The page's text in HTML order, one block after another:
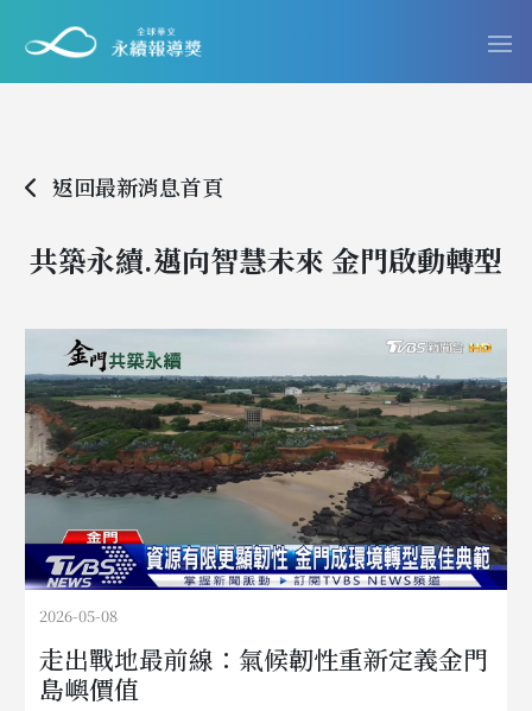
返回最新消息首頁
共築永續.邁向智慧未來 金門啟動轉型
2026-05-08
走出戰地最前線：氣候韌性重新定義金門
島嶼價值